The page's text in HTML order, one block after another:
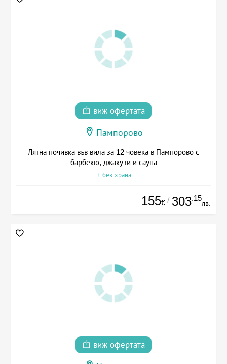
виж офертата
Пампорово
Лятна почивка във вила за 12 човека в Пампорово с
барбекю, джакузи и сауна
+ без храна
155€ / 303.15
лв.
виж офертата